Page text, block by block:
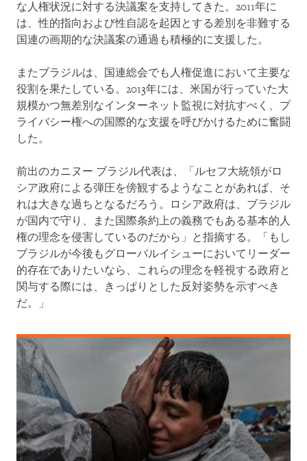
な人権状況に対する決議案を支持してきた。2011年に
は、性的指向および性自認を起因とする差別を非難する
国連の画期的な決議案の通過も積極的に支援した。
またブラジルは、国連総会でも人権促進において主要な
役割を果たしている。2013年には、米国が行っていた大
規模かつ無差別なインターネット監視に対抗すべく、プ
ライバシー権への国際的な支援を呼びかけるために奮闘
した。
前出のカニヌー ブラジル代表は、「ルセフ大統領がロ
シア政府による弾圧を傍観するようなことがあれば、そ
れは大きな過ちとなるだろう。ロシア政府は、ブラジル
が国内で守り、また国際条約上の義務でもある基本的人
権の理念を侵害しているのだから」と指摘する。「もし
ブラジルが今後もグローバルイシューにおいてリーダー
的存在でありたいなら、これらの理念を軽視する政府と
関与する際には、きっぱりとした反対姿勢を示すべき
だ。」